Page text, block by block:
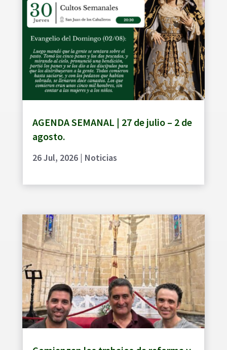
AGENDA SEMANAL | 27 de julio – 2 de
agosto.
26 Jul, 2026| Noticias